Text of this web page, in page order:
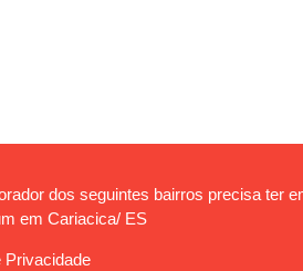
dos seguintes bairros precisa ter
em Cariacica/ ES
Privacidade